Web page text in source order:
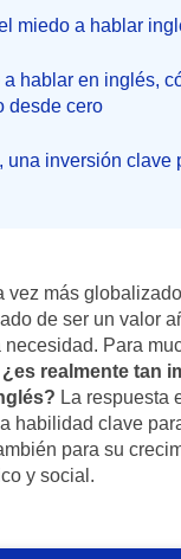
miedo a hablar
a hablar en inglés,
desde cero
una inversión clave
vez más
de ser un valor
Para
¿es realmente tan
La respuesta
habilidad clave
para su
y social.